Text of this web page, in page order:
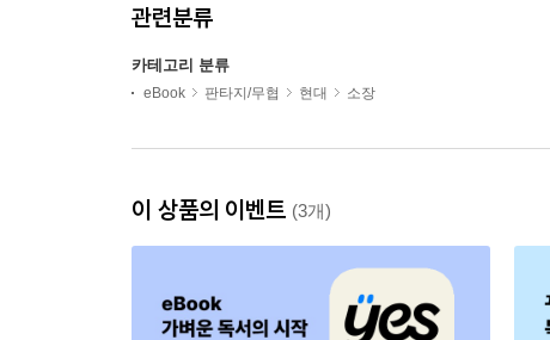
관련분류
카테고리 분류
eBook 판타지/무협 현대 소장
이 상품의 이벤트 (3개)